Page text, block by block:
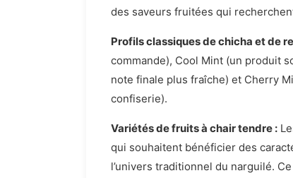
des saveurs fruitées qui
Profils classiques de chicha et de
commande), Cool Mint (un produit
note finale plus fraîche) et Cherry
confiserie).
Variétés de fruits à chair tendre :
qui souhaitent bénéficier des
l’univers traditionnel du narguilé.